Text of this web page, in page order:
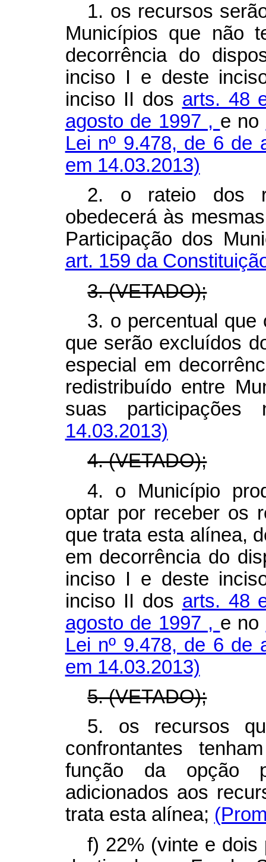
1. os recursos
Municípios que não
decorrência do
inciso I e deste
inciso II dos arts. 48
agosto de 1997 , e no
Lei nº 9.478, de 6 de
em 14.03.2013)
2. o rateio dos
obedecerá às
Participação dos
art. 159 da
3. (VETADO);
3. o percentual que
que serão excluídos
especial em
redistribuído entre
suas
14.03.2013)
4. (VETADO);
4. o Município
optar por receber os
que trata esta alínea,
em decorrência do
inciso I e deste
inciso II dos arts. 48
agosto de 1997 , e no
Lei nº 9.478, de 6 de
em 14.03.2013)
5. (VETADO);
5. os recursos
confrontantes
função da opção
adicionados aos
trata esta alínea;
f) 22% (vinte e dois